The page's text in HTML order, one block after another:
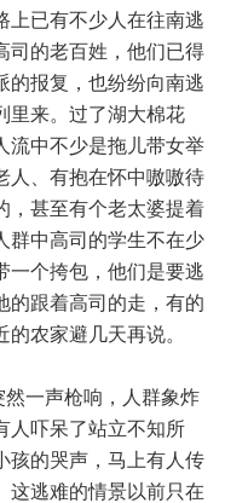
上已有不少人在往南逃
司的老百姓，他们已得
的报复，也纷纷向南逃
里来。过了湖大棉花
流中不少是拖儿带女举
人、有抱在怀中嗷嗷待
，甚至有个老太婆提着
群中高司的学生不在少
一个挎包，他们是要逃
的跟着高司的走，有的
农家避几天再说。
一声枪响，人群象炸
人吓呆了站立不知所
孩的哭声，马上有人传
这逃难的情景以前只在